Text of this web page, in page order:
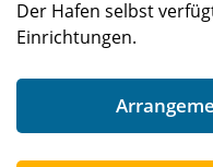
Der Hafen selbst
Einrichtungen.